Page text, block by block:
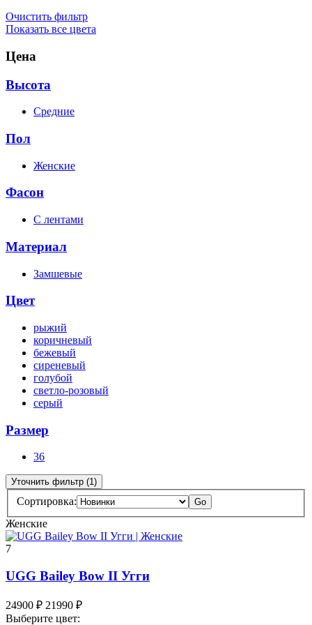
Очистить фильтр
Показать все цвета
Цена
Высота
Средние
Пол
Женские
Фасон
С лентами
Материал
Замшевые
Цвет
рыжий
коричневый
бежевый
сиреневый
голубой
светло-розовый
серый
Размер
36
Уточнить фильтр (1)
Сортировка: Go
Женские
7
UGG Bailey Bow II Угги
24900 ₽ 21990 ₽
Выберите цвет: